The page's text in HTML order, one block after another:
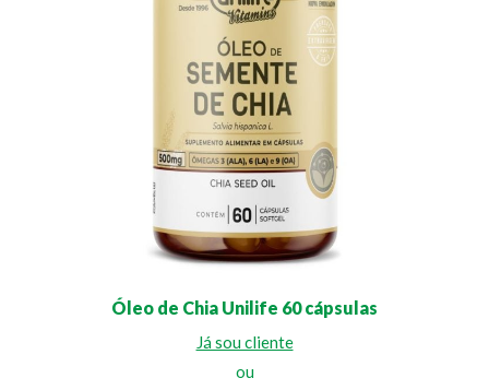
Óleo de Chia Unilife 60 cápsulas
Já sou cliente
ou